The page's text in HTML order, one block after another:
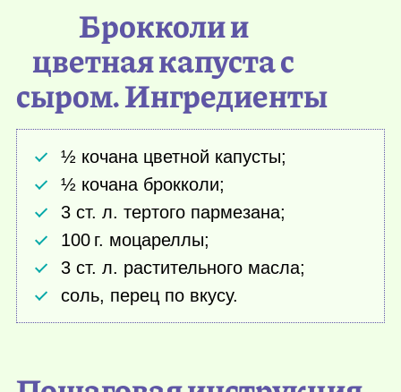
Брокколи и
цветная капуста с
сыром. Ингредиенты
½ кочана цветной капусты;
½ кочана брокколи;
3 ст. л. тертого пармезана;
100 г. моцареллы;
3 ст. л. растительного масла;
соль, перец по вкусу.